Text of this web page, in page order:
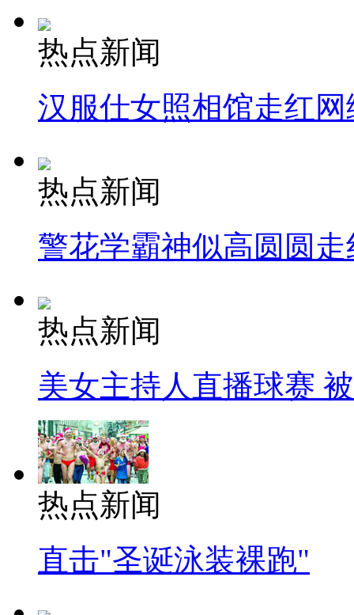
热点新闻
汉服仕女照相馆走红网
热点新闻
警花学霸神似高圆圆走
热点新闻
美女主持人直播球赛
热点新闻
直击"圣诞泳装裸跑"